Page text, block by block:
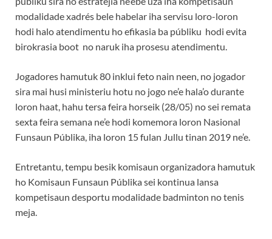
modalidade xadrés bele habelar iha servisu loro-loron
hodi halo atendimentu ho efikasia ba públiku hodi evita
birokrasia boot no naruk iha prosesu atendimentu.
Jogadores hamutuk 80 inklui feto nain neen, no jogador
sira mai husi ministeriu hotu no jogo ne’e hala’o durante
loron haat, hahu tersa feira horseik (28/05) no sei remata
sexta feira semana ne’e hodi komemora loron Nasional
Funsaun Públika, iha loron 15 fulan Jullu tinan 2019 ne’e.
Entretantu, tempu besik komisaun organizadora hamutuk
ho Komisaun Funsaun Públika sei kontinua lansa
kompetisaun desportu modalidade badminton no tenis
meja.